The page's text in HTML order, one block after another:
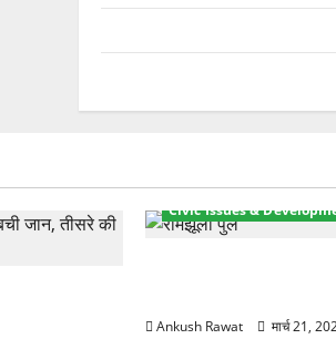
Civic Issues &
Ankush Rawat मार्च 21,